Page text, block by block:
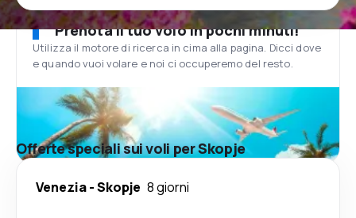
Prenota il tuo volo in pochi minuti!
Utilizza il motore di ricerca in cima alla pagina. Dicci dove
e quando vuoi volare e noi ci occuperemo del resto.
Offerte speciali sui voli per Skopje
Venezia-Skopje 8 giorni